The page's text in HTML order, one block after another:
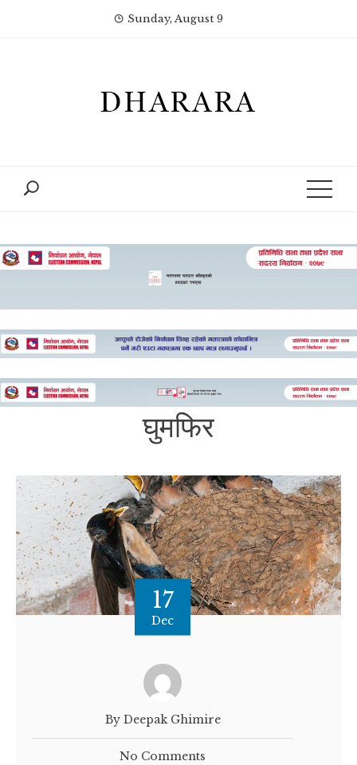
Sunday, August 9
घुमफिर
17
Dec
By Deepak Ghimire
No Comments